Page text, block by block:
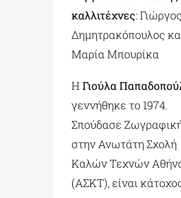
καλλιτέχνες: Γιώργος
Δημητρακόπουλος
Μαρία Μπουρίκα
ΗΓιούλα
γεννήθηκε το 1974.
Σπούδασε
στην Ανωτάτη Σχολή
Καλών Τεχνών
(ΑΣΚΤ), είναι